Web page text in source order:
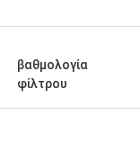
βαθμολογία
φίλτρου